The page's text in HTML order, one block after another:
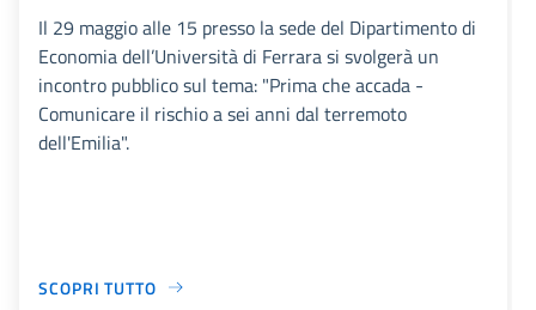
Il 29 maggio alle 15 presso la sede del Dipartimento di
Economia dell’Università di Ferrara si svolgerà un
incontro pubblico sul tema: "Prima che accada -
Comunicare il rischio a sei anni dal terremoto
dell'Emilia".
SCOPRI TUTTO